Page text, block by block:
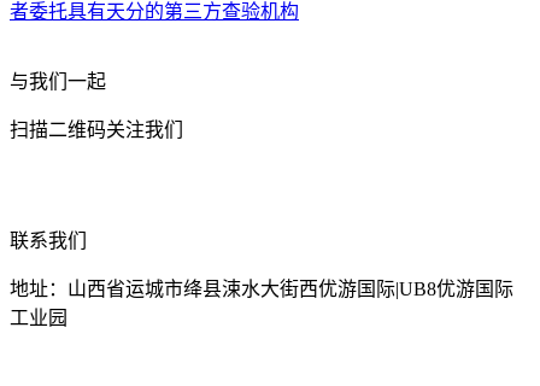
者委托具有天分的第三方查验机构
与我们一起
扫描二维码关注我们
联系我们
地址：山西省运城市绛县涑水大街西优游国际|UB8优游国际
工业园